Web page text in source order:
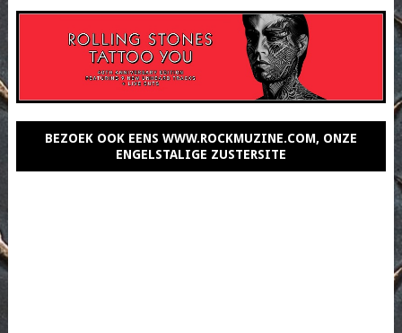
BEZOEK OOK EENS WWW.ROCKMUZINE.COM, ONZE
ENGELSTALIGE ZUSTERSITE